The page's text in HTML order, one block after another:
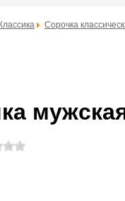
Классика Сорочка